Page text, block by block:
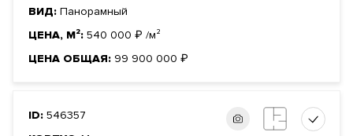
ВИД: Панорамный
ЦЕНА, М²: 540 000 ₽ /м²
ЦЕНА ОБЩАЯ: 99 900 000 ₽
ID: 546357